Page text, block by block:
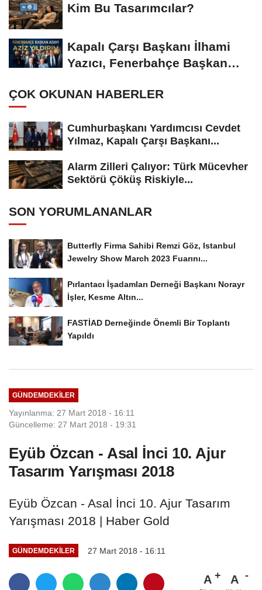
Kim Bu Tasarımcılar?
Kapalı Çarşı Başkanı İlhami
Yazıcı, Fenerbahçe Başkan
ÇOK OKUNAN HABERLER
Cumhurbaşkanı Yardımcısı Cevdet
Yılmaz, Kapalı Çarşı Başkanı...
Alarm Zilleri Çalıyor: Türk Mücevher
Sektörü Çöküş Riskiyle...
SON YORUMLANANLAR
Butterfly Firma Sahibi Remzi Göz, Istanbul
Jewelry Show March 2023 Fuarını...
Pırlantacı İşadamları Derneği Başkanı Norayr
İşler, Kesme Altın...
FASTİAD Derneğinde Önemli Bir Toplantı
Yapıldı
GÜNDEMDEKILER
Yayınlanma: 27 Mart 2018 - 16:11
Güncelleme: 27 Mart 2018 - 19:31
Eyüb Özcan - Asal İnci 10. Ajur
Tasarım Yarışması 2018
Eyüb Özcan - Asal İnci 10. Ajur Tasarım
Yarışması 2018 | Haber Gold
GÜNDEMDEKILER 27 Mart 2018 - 16:11
A A